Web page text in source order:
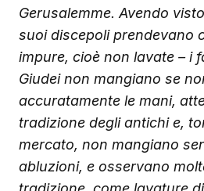
Gerusalemme. Avendo
suoi discepoli prendevano
impure, cioè non lavate – i
Giudei non mangiano se
accuratamente le mani,
tradizione degli antichi e,
mercato, non mangiano
abluzioni, e osservano